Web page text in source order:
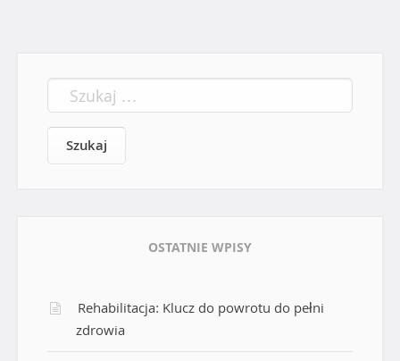
a
z
u
:
OSTATNIE WPISY
Rehabilitacja: Klucz do powrotu do pełni
zdrowia